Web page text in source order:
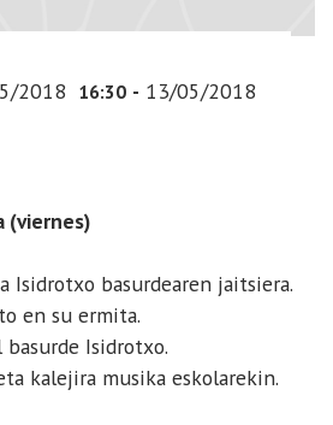
2018 16:30 - 13/05/2018
(viernes)
Isidrotxo basurdearen jaitsiera.
en su ermita.
Isidrotxo.
kalejira musika eskolarekin.